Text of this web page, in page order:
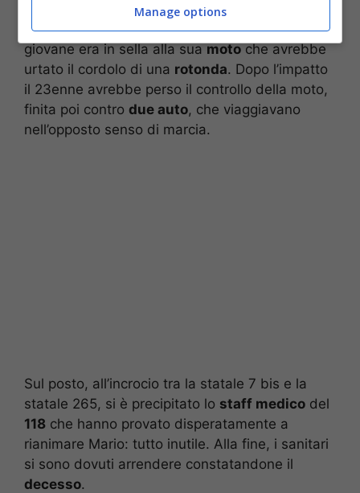
ma stando ad una prima ricostruzione, appresa
dai colleghi della redazione diCaserta News, il
giovane era in sella alla sua moto che avrebbe
urtato il cordolo di una rotonda. Dopo l’impatto
il 23enne avrebbe perso il controllo della moto,
finita poi contro due auto, che viaggiavano
nell’opposto senso di marcia.
Sul posto, all’incrocio tra la statale 7 bis e la
statale 265, si è precipitato lo staff medico del
118 che hanno provato disperatamente a
rianimare Mario: tutto inutile. Alla fine, i sanitari
si sono dovuti arrendere constatandone il
decesso.
Manage options